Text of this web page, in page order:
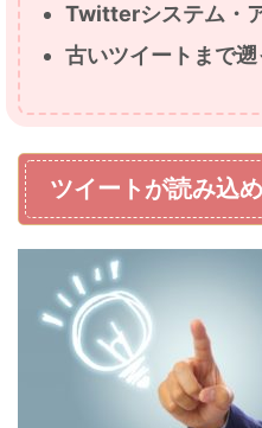
Twitterシステム・
古いツイートまで遡
ツイートが読み込